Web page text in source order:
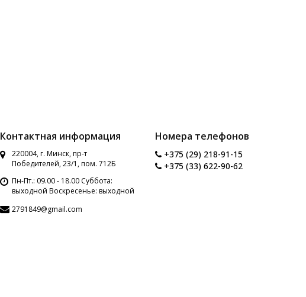
Контактная информация
220004, г. Минск, пр-т
Победителей, 23/1, пом. 712Б
Пн-Пт.: 09.00 - 18.00 Суббота:
выходной Воскресенье: выходной
2791849@gmail.com
Номера телефонов
+375 (29) 218-91-15
+375 (33) 622-90-62